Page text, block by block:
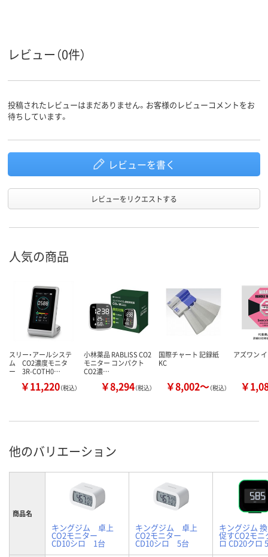
レビュー（0件）
投稿されたレビューはまだありません。お客様のレビューコメントをお
待ちしています。
レビューを書く
レビューをリクエストする
人気の商品
スリー・アールシステ
ム CO2濃度モニタ
ー 3R-COTH0…
￥11,220（税込）
小林薬品 RABLISS CO2
モニター コンパクト
CO2濃…
￥8,294（税込）
国際チャート 記録紙
KC
￥8,002～（税込）
アズワン
￥
他のバリエーション
商品名
キングジム 卓上
CO2モニター
CD10シロ 1台
キングジム 卓上
CO2モニター
CD10シロ 5台
キングジム
促すCO2モニ
ロ CD20クロ